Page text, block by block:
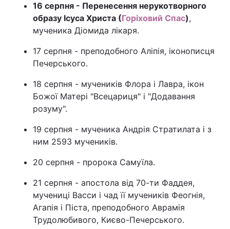
16 серпня - Перенесення нерукотворного
образу Ісуса Христа (Горіховий Спас),
мученика Діомида лікаря.
17 серпня - преподобного Аліпія, іконописця
Печерського.
18 серпня - мучеників Флора і Лавра, ікон
Божої Матері "Всецариця" і "Додавання
розуму".
19 серпня - мученика Андрія Стратилата і з
ним 2593 мучеників.
20 серпня - пророка Самуїла.
21 серпня - апостола від 70-ти Фаддея,
мучениці Васси і чад її мучеників Феогнія,
Агапія і Піста, преподобного Аврамія
Трудолюбивого, Києво-Печерського.